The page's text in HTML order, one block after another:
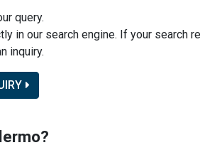
query.
in our search engine. If your search
inquiry.